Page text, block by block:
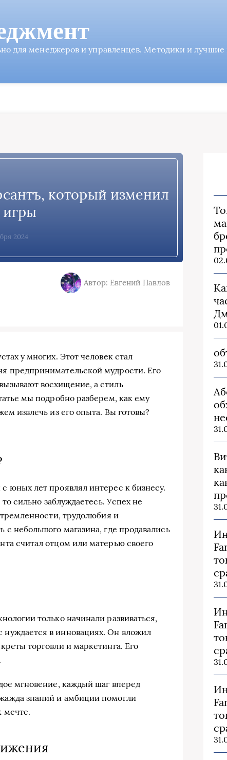
для менеджеров и управленцев. Методики и
который изменил
игры
2024
Автор: Евгений Павлов
у многих. Этот человек стал
предпринимательской мудрости. Его
восхищение, а стиль
мы подробно разберем, как ему
извлечь из его опыта. Вы готовы?
юных лет проявлял интерес к бизнесу.
сильно заблуждаетесь. Успех не
трудолюбия и
небольшого магазина, где продавались
считал отцом или матерью своего
только начинали развиваться,
в инновациях. Он вложил
торговли и маркетинга. Его
мгновение, каждый шаг вперед
знаний и амбиции помогли
мечте.